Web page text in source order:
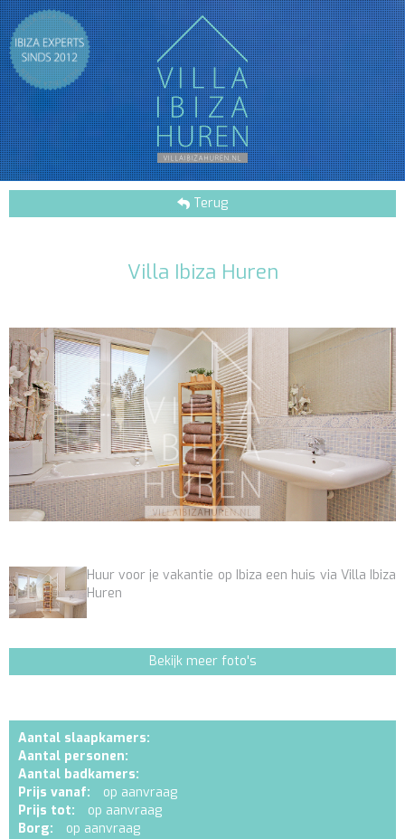
Terug
Villa Ibiza Huren
Huur voor je vakantie op Ibiza een huis via Villa Ibiza
Huren
Bekijk meer foto's
Aantal slaapkamers:
Aantal personen:
Aantal badkamers:
Prijs vanaf:
op aanvraag
Prijs tot:
op aanvraag
Borg:
op aanvraag